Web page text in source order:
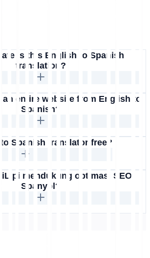
is this English to Spanish
translation?
an entire website from English to
Spanish?
Spanish translator free?
mendukung optimasi SEO
Spanyol?